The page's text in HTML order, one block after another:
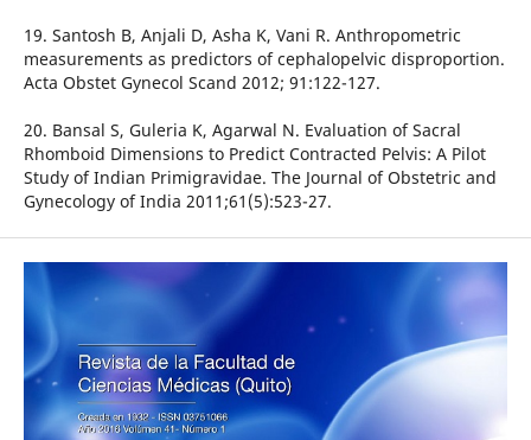
19. Santosh B, Anjali D, Asha K, Vani R. Anthropometric
measurements as predictors of cephalopelvic disproportion.
Acta Obstet Gynecol Scand 2012; 91:122-127.
20. Bansal S, Guleria K, Agarwal N. Evaluation of Sacral
Rhomboid Dimensions to Predict Contracted Pelvis: A Pilot
Study of Indian Primigravidae. The Journal of Obstetric and
Gynecology of India 2011;61(5):523-27.